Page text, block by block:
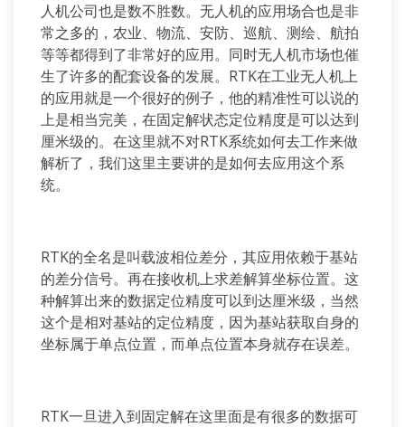
人机公司也是数不胜数。无人机的应用场合也是非
常之多的，农业、物流、安防、巡航、测绘、航拍
等等都得到了非常好的应用。同时无人机市场也催
生了许多的配套设备的发展。RTK在工业无人机上
的应用就是一个很好的例子，他的精准性可以说的
上是相当完美，在固定解状态定位精度是可以达到
厘米级的。在这里就不对RTK系统如何去工作来做
解析了，我们这里主要讲的是如何去应用这个系
统。
RTK的全名是叫载波相位差分，其应用依赖于基站
的差分信号。再在接收机上求差解算坐标位置。这
种解算出来的数据定位精度可以到达厘米级，当然
这个是相对基站的定位精度，因为基站获取自身的
坐标属于单点位置，而单点位置本身就存在误差。
RTK一旦进入到固定解在这里面是有很多的数据可